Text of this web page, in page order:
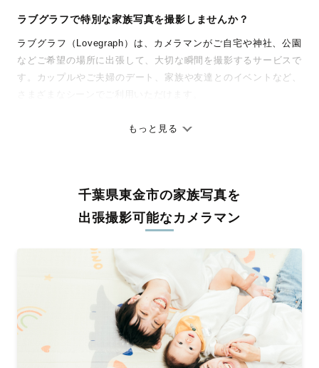
ラブグラフで特別な家族写真を撮影しませんか？
ラブグラフ（Lovegraph）は、カメラマンがご自宅や神社、公園
などご希望の場所に出張して、大切な瞬間を撮影するサービスで
す。カップルやご夫婦のデート、家族や友達とのイベントなど、
ありのままの空気感を大切に、何十年経っても見返したくなるよ
料金は全国どこでも一律。わかりやすく安心の価格設定です。オ
リジナルの研修と厳正な審査に合格し、撮影技術やホスピタリテ
ィを身につけたプロのカメラマンが全国47都道府県に在籍してい
験をお届けします。
丁寧なレタッチで思い出を美しく仕上げます
撮影後は、独自の編集技術で写真の明るさや色合いを丁寧に調
整。自然な雰囲気を残しつつも、おしゃれで洗練された仕上がり
に。きっと「こんな写真を撮ってほしかった！」と思える一枚に
出会えます。まずは、ラブグラフの撮影事例をご覧ください。
もっと見る
千葉県東金市の家族写真を
出張撮影可能なカメラマン